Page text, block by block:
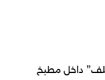
داخل مطبخ